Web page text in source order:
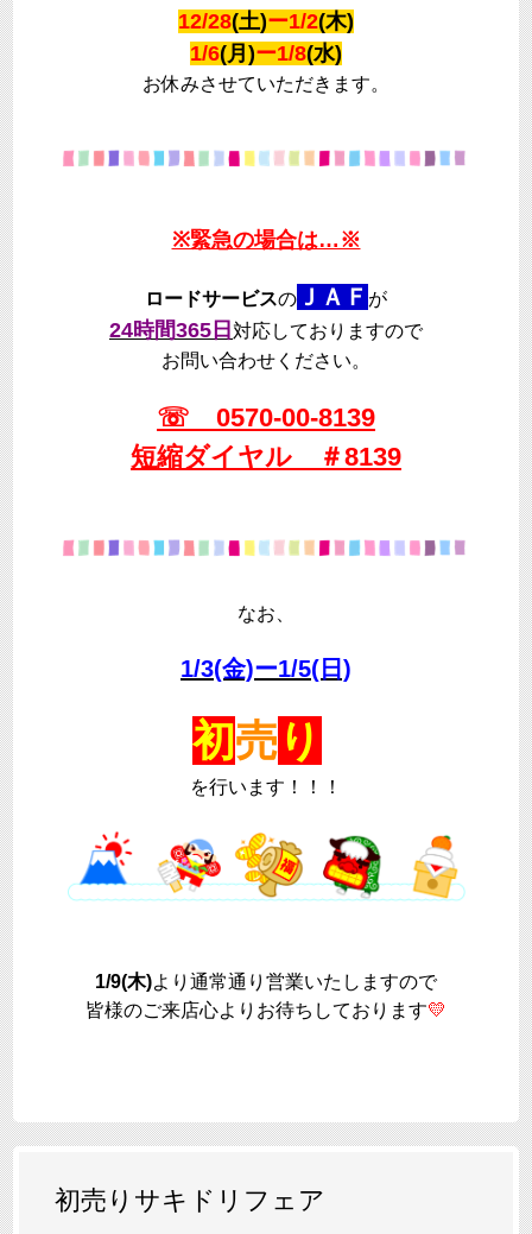
12/28(土)ー1/2(木)
1/6(月)ー1/8(水)
お休みさせていただきます。
※緊急の場合は…※
ロードサービスの ＪＡＦ が
24時間365日 対応しておりますので
お問い合わせください。
☏ 0570-00-8139
短縮ダイヤル ＃8139
なお、
1/3(金)ー1/5(日)
初売り
を行います！！！
1/9(木)より通常通り営業いたしますので
皆様のご来店心よりお待ちしております💛
初売りサキドリフェア